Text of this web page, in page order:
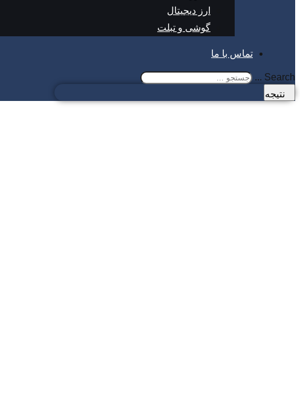
ارز دیجیتال
گوشی و تبلت
تماس با ما
Search ...
نتیجه